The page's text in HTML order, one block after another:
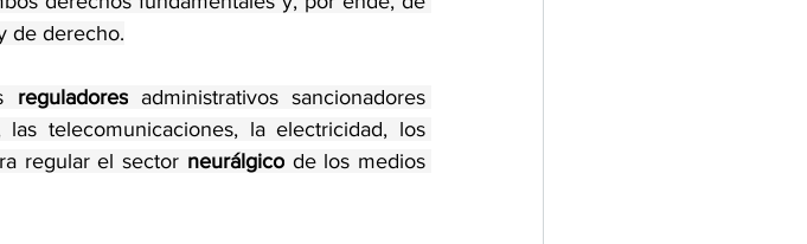
de derecho.
reguladores administrativos sancionadores
telecomunicaciones, la electricidad, los
regular el sector neurálgico de los medios